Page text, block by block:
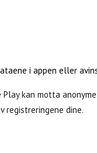
i appen eller
kan motta
registreringene dine.